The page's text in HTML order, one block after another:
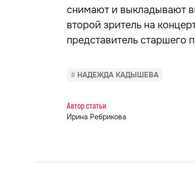
снимают и выкладывают
второй зритель на
представитель старшего
НАДЕЖДА КАДЫШЕВА
Автор статьи
Ирина Ребрикова